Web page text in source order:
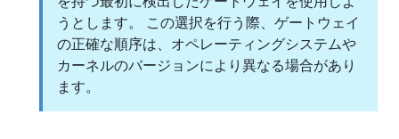
うとします。 この選択を行う際、ゲートウェイ
の正確な順序は、オペレーティングシステムや
カーネルのバージョンにより異なる場合があり
ます。